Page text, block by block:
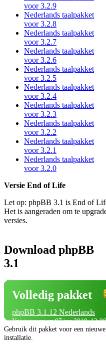
voor 3.2.9
Nederlands taalpakket
voor 3.2.8
Nederlands taalpakket
voor 3.2.7
Nederlands taalpakket
voor 3.2.6
Nederlands taalpakket
voor 3.2.5
Nederlands taalpakket
voor 3.2.4
Nederlands taalpakket
voor 3.2.3
Nederlands taalpakket
voor 3.2.2
Nederlands taalpakket
voor 3.2.1
Nederlands taalpakket
voor 3.2.0
Versie End of Life
Let op: phpBB 3.1 is End of
Het is aangeraden om te
versies.
Download phpBB
3.1
Volledig pakket
phpBB 3.1.12 Nederlands
Vrijgegeven op 07 jan 2018, 12:00
Gebruik dit pakket voor een nieuwe
installatie.